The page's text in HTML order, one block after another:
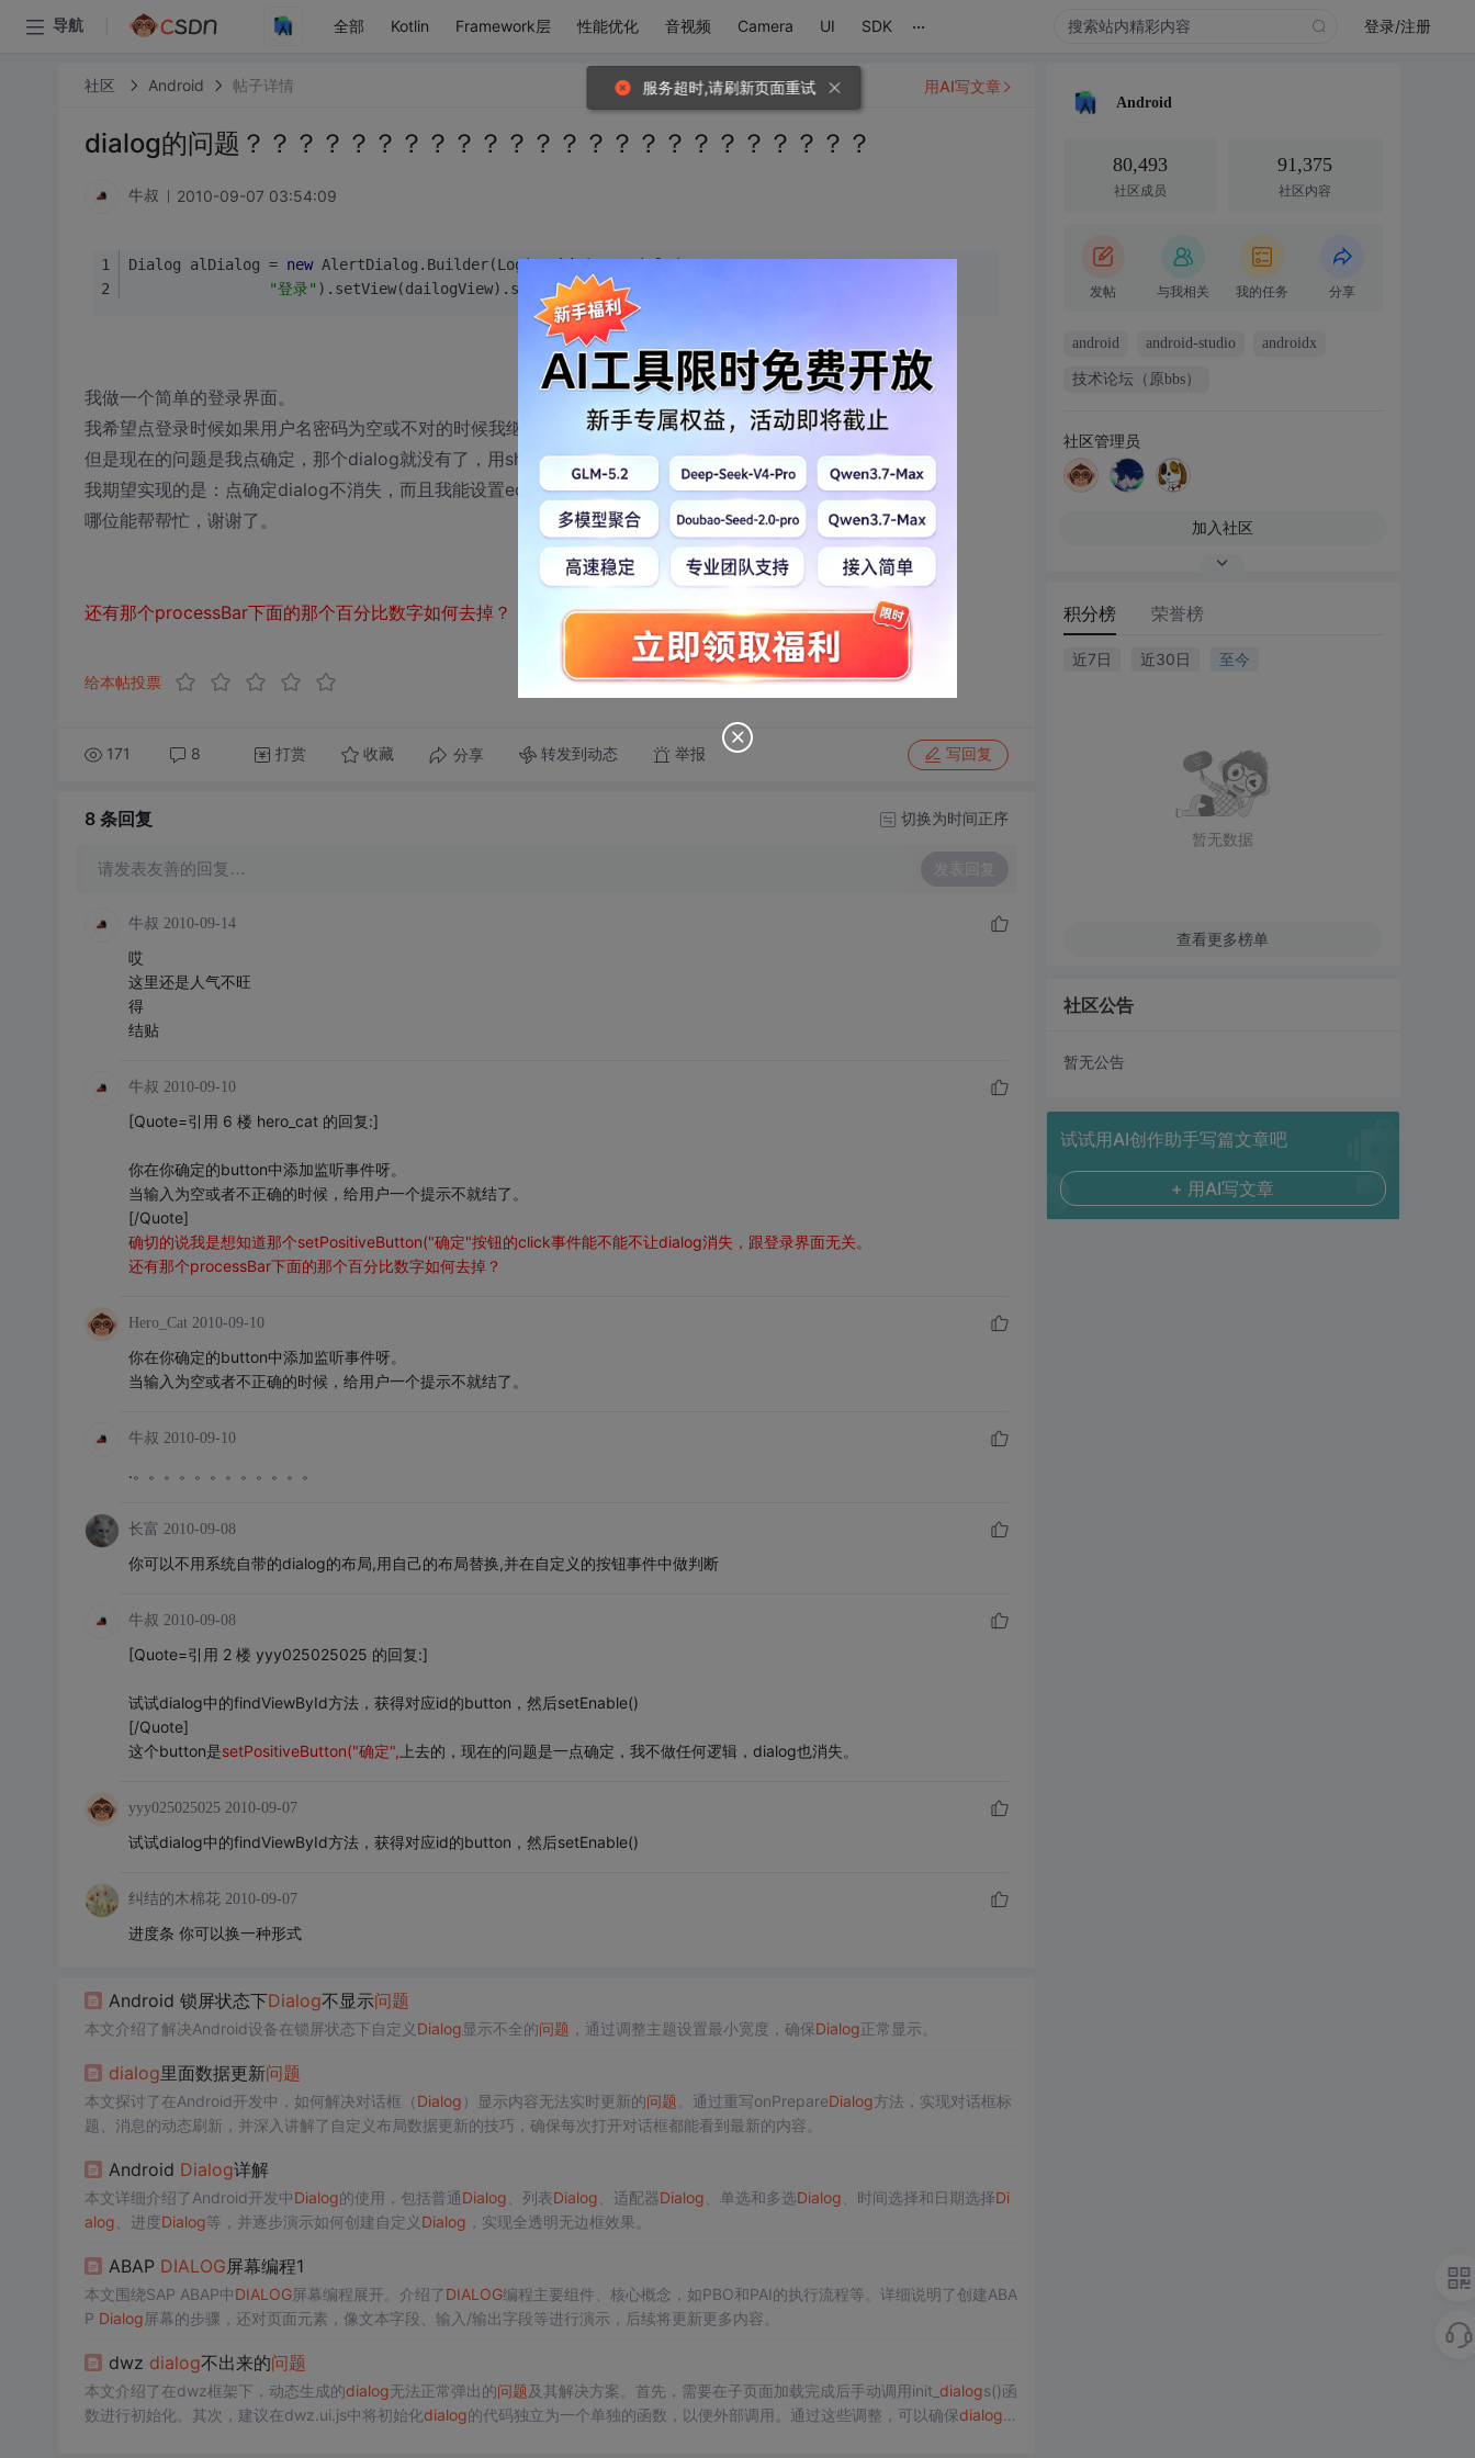
导航 全部 Kotlin Framework层 性能优化 音视频 Camera UI SDK ... 登录/注册
社区 Android 帖子详情
dialog的问题？？？？？？？？？？？？？？？？？？？？？？？？
牛叔 2010-09-07 03:54:09
Dialog alDialog = new AlertDialog.Builder(Login.this).setTitle(
"登录" ).setView(dailogView).setPositiveButton(
我做一个简单的登录界面。
我希望点登录时候如果用户名密码为空或不对的时候我继续显示这个dialog，并且提示。
但是现在的问题是我点确定，那个dialog就没有了，用show（）它也回不来了。
我期望实现的是：点确定dialog不消失，而且我能设置editView的焦点。
哪位能帮帮忙，谢谢了。
还有那个processBar下面的那个百分比数字如何去掉？
给本帖投票
171 8 打赏 收藏 分享 转发到动态 举报 写回复
用AI写文章
8 条回复 切换为时间正序
请发表友善的回复… 发表回复
牛叔 2010-09-14
哎
这里还是人气不旺
得
结贴
牛叔 2010-09-10
[Quote=引用 6 楼 hero_cat 的回复:]
你在你确定的button中添加监听事件呀。
当输入为空或者不正确的时候，给用户一个提示不就结了。
[/Quote]
确切的说我是想知道那个setPositiveButton("确定"按钮的click事件能不能不让dialog消失，跟登录界面无关。
还有那个processBar下面的那个百分比数字如何去掉？
Hero_Cat 2010-09-10
你在你确定的button中添加监听事件呀。
当输入为空或者不正确的时候，给用户一个提示不就结了。
牛叔 2010-09-10
.。。。。。。。。。。。。
长富 2010-09-08
你可以不用系统自带的dialog的布局,用自己的布局替换,并在自定义的按钮事件中做判断
牛叔 2010-09-08
[Quote=引用 2 楼 yyy025025025 的回复:]
试试dialog中的findViewById方法，获得对应id的button，然后setEnable()
[/Quote]
这个button是setPositiveButton("确定", 上去的，现在的问题是一点确定，我不做任何逻辑，dialog也消失。
yyy025025025 2010-09-07
试试dialog中的findViewById方法，获得对应id的button，然后setEnable()
纠结的木棉花 2010-09-07
进度条 你可以换一种形式
Android 锁屏状态下Dialog不显示问题
本文介绍了解决Android设备在锁屏状态下自定义 Dialog显示不全的问题 ，通过调整主题设置最小宽度，确保Dialog正常显示。
dialog里面数据更新问题
本文探讨了在Android开发中，如何解决对话框（ Dialog ）显示内容无法实时更新的问题 。通过重写onPrepareDialog方法，实现对话框标
题、消息的动态刷新，并深入讲解了自定义布局数据更新的技巧，确保每次打开对话框都能看到最新的内容。
Android Dialog详解
本文详细介绍了Android开发中Dialog的使用，包括普通Dialog 、列表Dialog 、适配器Dialog 、单选和多选Dialog 、时间选择和日期选择Di
alog 、进度Dialog等，并逐步演示如何创建自定义 Dialog ，实现全透明无边框效果。
ABAP DIALOG屏幕编程1
本文围绕SAP ABAP中DIALOG屏幕编程展开。介绍了DIALOG编程主要组件、核心概念，如PBO和PAI的执行流程等。详细说明了创建ABA
P Dialog屏幕的步骤，还对页面元素，像文本字段、输入/输出字段等进行演示，后续将更新更多内容。
dwz dialog不出来的问题
本文介绍了在dwz框架下，动态生成的dialog无法正常弹出的问题及其解决方案。首先，需要在子页面加载完成后手动调用init_ dialogs()函
数进行初始化。其次，建议在dwz.ui.js中将初始化dialog的代码独立为一个单独的函数，以便外部调用。通过这些调整，可以确保dialog
Android
80,493
社区成员
91,375
社区内容
发帖 与我相关 我的任务 分享
android android-studio androidx
技术论坛（原bbs）
社区管理员
加入社区
积分榜 荣誉榜
近7日 近30日 至今
暂无数据
查看更多榜单
社区公告
暂无公告
试试用AI创作助手写篇文章吧
+ 用AI写文章
服务超时,请刷新页面重试